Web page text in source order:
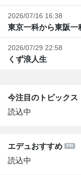
2026/07/16 16:38
東京一科から東阪一
2026/07/29 22:58
くず浪人生
今注目のトピックス
読込中
エデュおすすめ
読込中